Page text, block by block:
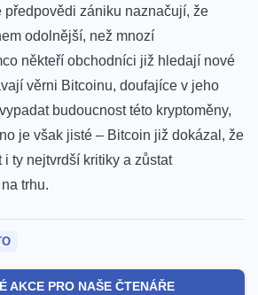
⁤předpovědi zániku naznačují,‍ že
odolnější, než mnozí
někteří ⁢obchodníci již hledají nové
věrni Bitcoinu, doufajíce v jeho
budoucnost této kryptoměny,
​ty nejtvrdší kritiky ‍a zůstat
trhu.
AKCE PRO NAŠE ČTENÁŘE